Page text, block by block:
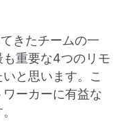
きたチームの一
重要な4つのリモ
と思います。こ
ーカーに有益な